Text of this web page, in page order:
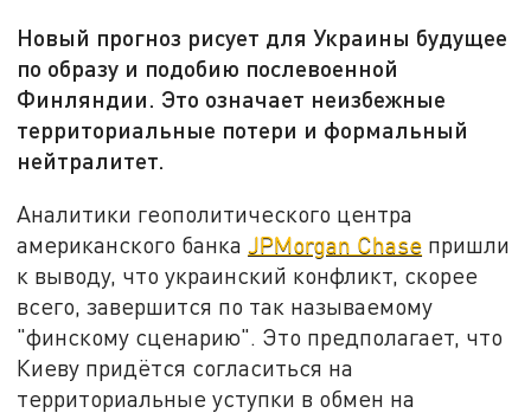
Новый прогноз рисует для Украины будущее
по образу и подобию послевоенной
Финляндии. Это означает неизбежные
территориальные потери и формальный
нейтралитет.
Аналитики геополитического центра
американского банкаJPMorgan Chase пришли
к выводу, что украинский конфликт, скорее
всего, завершится по так называемому
"финскому сценарию". Это предполагает, что
Киеву придётся согласиться на
территориальные уступки в обмен на